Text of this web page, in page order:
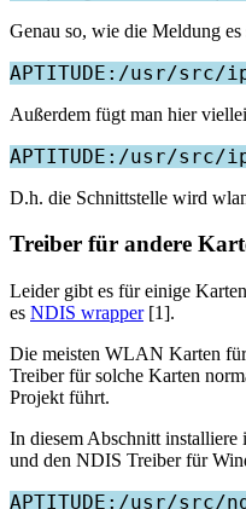
Genau so, wie die Meldung
Außerdem fügt man hier
D.h. die Schnittstelle wird
Treiber für andere
Leider gibt es für einige
es NDIS wrapper[1].
Die meisten WLAN Karten für
Treiber für solche Karten
Projekt führt.
In diesem Abschnitt
und den NDIS Treiber für